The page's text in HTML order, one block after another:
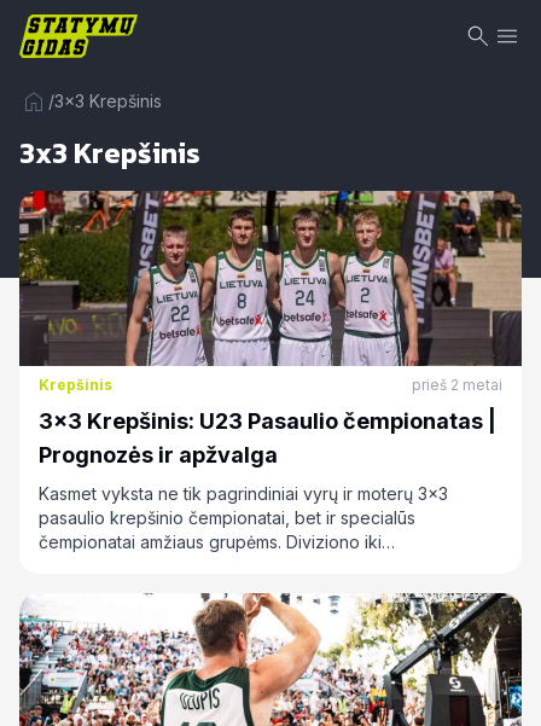
/3x3 Krepšinis
3x3 Krepšinis
Krepšinis prieš 2 metai
3×3 Krepšinis: U23 Pasaulio čempionatas |
Prognozės ir apžvalga
Kasmet vyksta ne tik pagrindiniai vyrų ir moterų 3x3
pasaulio krepšinio čempionatai, bet ir specialūs
čempionatai amžiaus grupėms. Diviziono iki…